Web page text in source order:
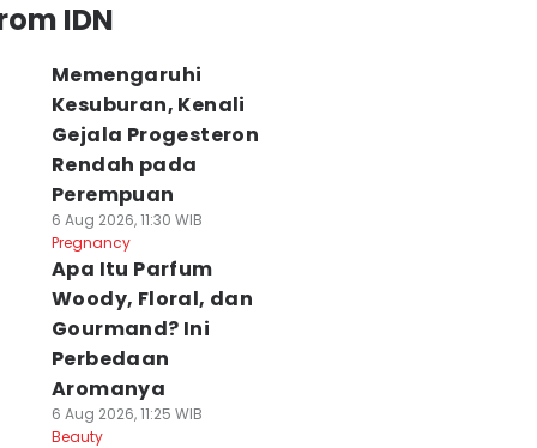
IDN
Memengaruhi
Kesuburan, Kenali
Gejala Progesteron
Rendah pada
Perempuan
6 Aug 2026, 11:30 WIB
Pregnancy
Apa Itu Parfum
Woody, Floral, dan
Gourmand? Ini
Perbedaan
Aromanya
6 Aug 2026, 11:25 WIB
Beauty